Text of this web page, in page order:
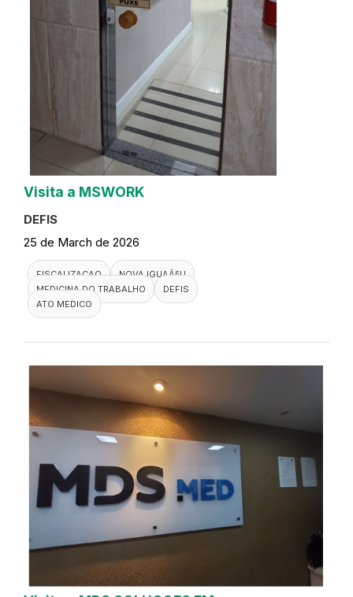
Visita a MSWORK
DEFIS
25 de March de 2026
FISCALIZACAO
NOVA IGUAÃ§U
MEDICINA DO TRABALHO
DEFIS
ATO MEDICO